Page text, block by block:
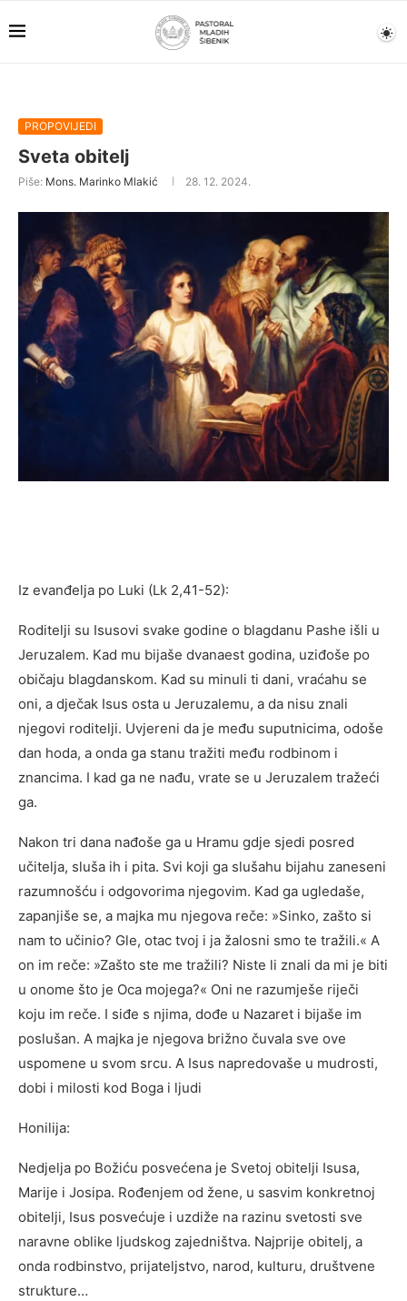
PROPOVIJEDI
Sveta obitelj
Piše: Mons. Marinko Mlakić 28. 12. 2024.
Iz evanđelja po Luki (Lk 2,41-52):
Roditelji su Isusovi svake godine o blagdanu Pashe išli u
Jeruzalem. Kad mu bijaše dvanaest godina, uziđoše po
običaju blagdanskom. Kad su minuli ti dani, vraćahu se
oni, a dječak Isus osta u Jeruzalemu, a da nisu znali
njegovi roditelji. Uvjereni da je među suputnicima, odoše
dan hoda, a onda ga stanu tražiti među rodbinom i
znancima. I kad ga ne nađu, vrate se u Jeruzalem tražeći
ga.
Nakon tri dana nađoše ga u Hramu gdje sjedi posred
učitelja, sluša ih i pita. Svi koji ga slušahu bijahu zaneseni
razumnošću i odgovorima njegovim. Kad ga ugledaše,
zapanjiše se, a majka mu njegova reče: »Sinko, zašto si
nam to učinio? Gle, otac tvoj i ja žalosni smo te tražili.« A
on im reče: »Zašto ste me tražili? Niste li znali da mi je biti
u onome što je Oca mojega?« Oni ne razumješe riječi
koju im reče. I siđe s njima, dođe u Nazaret i bijaše im
poslušan. A majka je njegova brižno čuvala sve ove
uspomene u svom srcu. A Isus napredovaše u mudrosti,
dobi i milosti kod Boga i ljudi
Honilija:
Nedjelja po Božiću posvećena je Svetoj obitelji Isusa,
Marije i Josipa. Rođenjem od žene, u sasvim konkretnoj
obitelji, Isus posvećuje i uzdiže na razinu svetosti sve
naravne oblike ljudskog zajedništva. Najprije obitelj, a
onda rodbinstvo, prijateljstvo, narod, kulturu, društvene
strukture…